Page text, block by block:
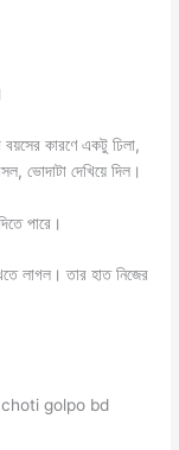
বয়সের কারণে একটু ঢিলা,
ভোদাটা দেখিয়ে দিল।
পারে।
লাগল। তার হাত নিজের
choti golpo bd